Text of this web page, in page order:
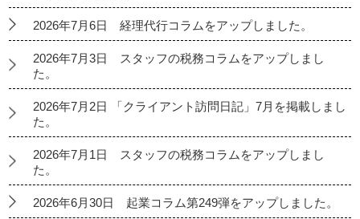
2026年7月6日 経理代行コラムをアップしました。
2026年7月3日 スタッフの税務コラムをアップしまし
た。
2026年7月2日 「クライアント訪問日記」7月を掲載しまし
た。
2026年7月1日 スタッフの税務コラムをアップしまし
た。
2026年6月30日 起業コラム第249弾をアップしました。